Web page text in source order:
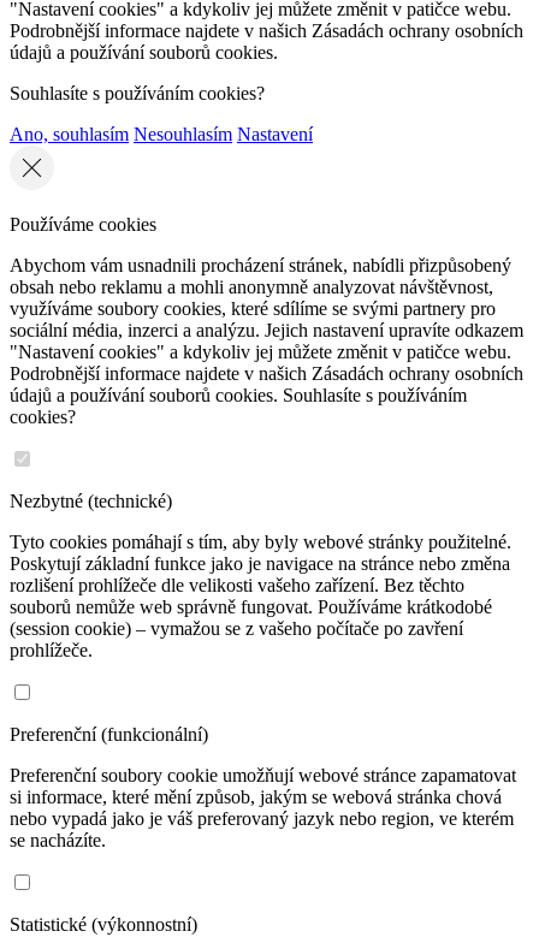
"Nastavení cookies" a kdykoliv jej můžete změnit v patičce webu.
Podrobnější informace najdete v našich Zásadách ochrany osobních
údajů a používání souborů cookies.
Souhlasíte s používáním cookies?
Ano, souhlasím Nesouhlasím Nastavení
Používáme cookies
Abychom vám usnadnili procházení stránek, nabídli přizpůsobený
obsah nebo reklamu a mohli anonymně analyzovat návštěvnost,
využíváme soubory cookies, které sdílíme se svými partnery pro
sociální média, inzerci a analýzu. Jejich nastavení upravíte odkazem
"Nastavení cookies" a kdykoliv jej můžete změnit v patičce webu.
Podrobnější informace najdete v našich Zásadách ochrany osobních
údajů a používání souborů cookies. Souhlasíte s používáním
cookies?
Nezbytné (technické)
Tyto cookies pomáhají s tím, aby byly webové stránky použitelné.
Poskytují základní funkce jako je navigace na stránce nebo změna
rozlišení prohlížeče dle velikosti vašeho zařízení. Bez těchto
souborů nemůže web správně fungovat. Používáme krátkodobé
(session cookie) – vymažou se z vašeho počítače po zavření
prohlížeče.
Preferenční (funkcionální)
Preferenční soubory cookie umožňují webové stránce zapamatovat
si informace, které mění způsob, jakým se webová stránka chová
nebo vypadá jako je váš preferovaný jazyk nebo region, ve kterém
se nacházíte.
Statistické (výkonnostní)